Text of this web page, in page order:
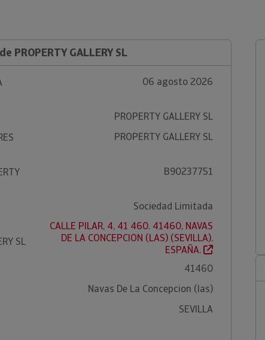
PROPERTY GALLERY SL
06 agosto 2026
PROPERTY GALLERY SL
PROPERTY GALLERY SL
B90237751
Sociedad Limitada
SL
CALLE PILAR, 4, 41 460. 41460, NAVAS
DE LA CONCEPCION (LAS) (SEVILLA).
ESPAÑA.
41460
Navas De La Concepcion (las)
SEVILLA